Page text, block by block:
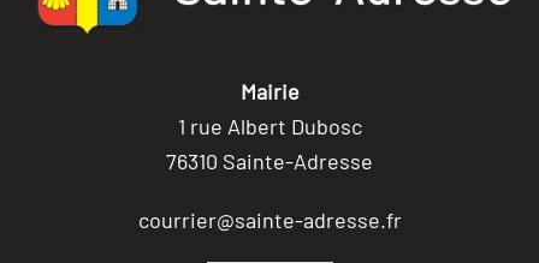
Mairie
1 rue Albert Dubosc
76310 Sainte-Adresse
courrier@sainte-adresse.fr